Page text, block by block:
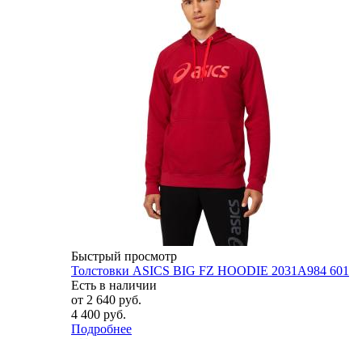
Быстрый просмотр
Толстовки ASICS BIG FZ HOODIE 2031A984 601
Есть в наличии
от 2 640 руб.
4 400 руб.
Подробнее